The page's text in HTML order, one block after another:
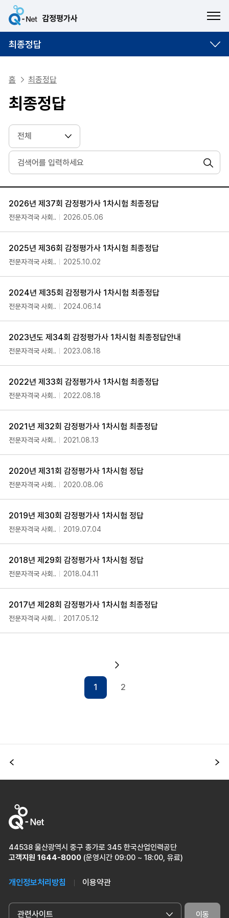
최종정답
홈 최종정답
최종정답
검색
2026년 제37회 감정평가사 1차시험 최종정답
전문자격국 사회.. 2026.05.06
2025년 제36회 감정평가사 1차시험 최종정답
전문자격국 사회.. 2025.10.02
2024년 제35회 감정평가사 1차시험 최종정답
전문자격국 사회.. 2024.06.14
2023년도 제34회 감정평가사 1차시험 최종정답안내
전문자격국 사회.. 2023.08.18
2022년 제33회 감정평가사 1차시험 최종정답
전문자격국 사회.. 2022.08.18
2021년 제32회 감정평가사 1차시험 최종정답
전문자격국 사회.. 2021.08.13
2020년 제31회 감정평가사 1차시험 정답
전문자격국 사회.. 2020.08.06
2019년 제30회 감정평가사 1차시험 정답
전문자격국 사회.. 2019.07.04
2018년 제29회 감정평가사 1차시험 정답
전문자격국 사회.. 2018.04.11
2017년 제28회 감정평가사 1차시험 최종정답
전문자격국 사회.. 2017.05.12
1 2
이전
44538 울산광역시 중구 종가로 345 한국산업인력공단
고객지원 1644-8000 (운영시간 09:00 ~ 18:00, 유료)
개인정보처리방침 이용약관
관련사이트 이동